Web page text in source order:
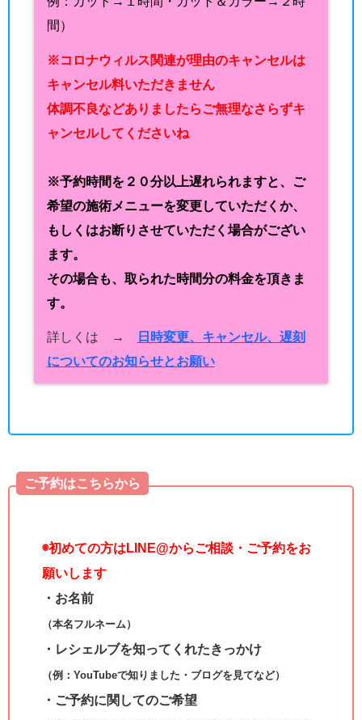
間）
※コロナウィルス関連が理由のキャンセルは
キャンセル料いただきません
体調不良などありましたらご無理なさらずキ
ャンセルしてくださいね
※予約時間を２０分以上遅れられますと、ご
希望の施術メニューを変更していただくか、
もしくはお断りさせていただく場合がござい
ます。
その場合も、取られた時間分の料金を頂きま
す。
詳しくは →
日時変更、キャンセル、遅刻
についてのお知らせとお願い
ご予約はこちらから
◉初めての方はLINE@からご相談・ご予約をお
願いします
・お名前
（本名フルネーム）
・レシェルブを知ってくれたきっかけ
（例：YouTubeで知りました・ブログを見てなど）
・ご予約に関してのご希望